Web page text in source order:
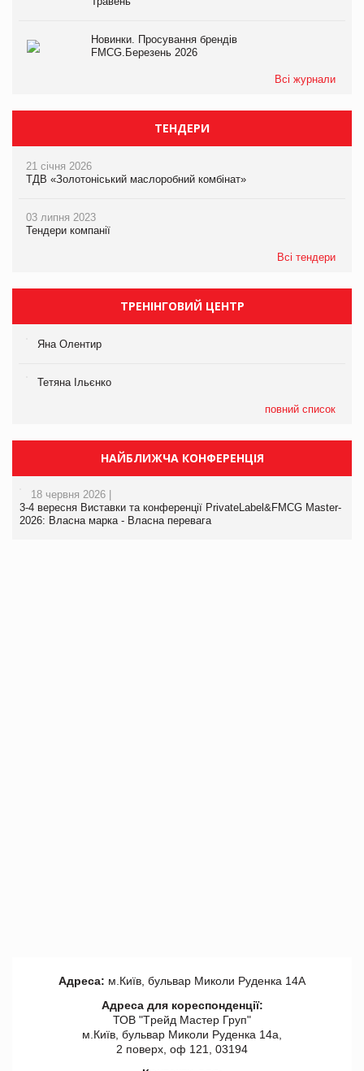
Новинки. Просування брендів
FMCG.Березень 2026
Всі журнали
ТЕНДЕРИ
21 січня 2026
ТДВ «Золотоніський маслоробний комбінат»
03 липня 2023
Тендери компанії
Всі тендери
ТРЕНІНГОВИЙ ЦЕНТР
Яна Олентир
Тетяна Ільєнко
повний список
НАЙБЛИЖЧА КОНФЕРЕНЦІЯ
18 червня 2026 |
3-4 вересня Виставки та конференції PrivateLabel&FMCG Master-
2026: Власна марка - Власна перевага
Адреса: м.Київ, бульвар Миколи Руденка 14А
Адреса для кореспонденції:
ТОВ "Tрейд Мастер Груп"
м.Київ, бульвар Миколи Руденка 14а,
2 поверх, оф 121, 03194